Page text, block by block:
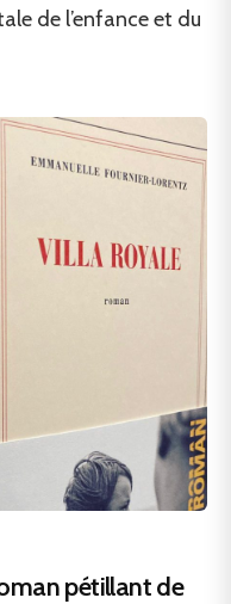
de l’enfance et du
pétillant de